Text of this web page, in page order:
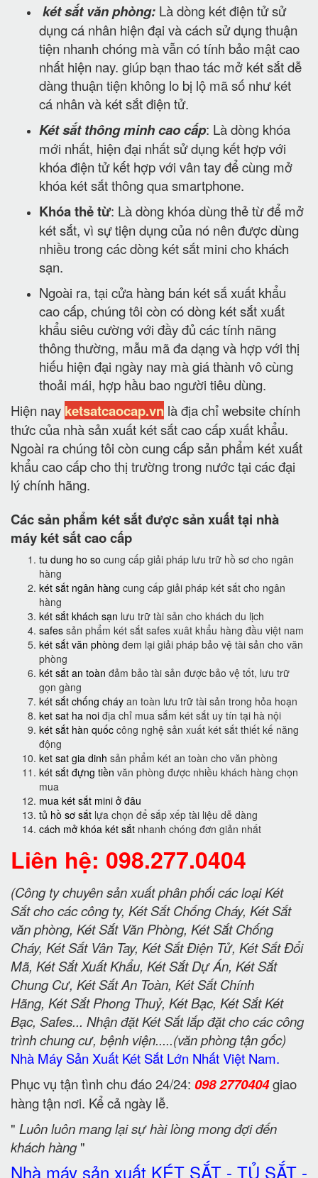
két sắt văn phòng: Là dòng két điện tử sử
dụng cá nhân hiện đại và cách sử dụng thuận
tiện nhanh chóng mà vẫn có tính bảo mật cao
nhất hiện nay. giúp bạn thao tác mở két sắt dễ
dàng thuận tiện không lo bị lộ mã số như két
cá nhân và két sắt điện tử.
Két sắt thông minh cao cấp: Là dòng khóa
mới nhất, hiện đại nhất sử dụng kết hợp với
khóa điện tử kết hợp với vân tay để cùng mở
khóa két sắt thông qua smartphone.
Khóa thẻ từ: Là dòng khóa dùng thẻ từ để mở
két sắt, vì sự tiện dụng của nó nên được dùng
nhiều trong các dòng két sắt mini cho khách
sạn.
Ngoài ra, tại cửa hàng bán két sắ xuất khẩu
cao cấp, chúng tôi còn có dòng két sắt xuất
khẩu siêu cường với đầy đủ các tính năng
thông thường, mẫu mã đa dạng và hợp với thị
hiếu hiện đại ngày nay mà giá thành vô cùng
thoải mái, hợp hầu bao người tiêu dùng.
Hiện nay ketsatcaocap.vn là địa chỉ website chính
thức của nhà sản xuất két sắt cao cấp xuất khẩu.
Ngoài ra chúng tôi còn cung cấp sản phẩm két xuất
khẩu cao cấp cho thị trường trong nước tại các đại
lý chính hãng.
Các sản phẩm két sắt được sản xuất tại nhà
máy két sắt cao cấp
tu dung ho so cung cấp giải pháp lưu trữ hồ sơ cho ngân
hàng
két sắt ngân hàng cung cấp giải pháp két sắt cho ngân
hàng
két sắt khách sạn lưu trữ tài sản cho khách du lịch
safes sản phẩm két sắt safes xuât khẩu hàng đầu việt nam
két sắt văn phòng đem lại giải pháp bảo vệ tài sản cho văn
phòng
két sắt an toàn đảm bảo tài sản được bảo vệ tốt, lưu trữ
gọn gàng
két sắt chống cháy an toàn lưu trữ tài sản trong hỏa hoạn
ket sat ha noi địa chỉ mua sắm két sắt uy tín tại hà nội
két sắt hàn quốc công nghệ sản xuất két sắt thiết kế năng
động
ket sat gia dinh sản phẩm két an toàn cho văn phòng
két sắt đựng tiền văn phòng được nhiều khách hàng chọn
mua
mua két sắt mini ở đâu
tủ hồ sơ sắt lựa chọn để sắp xếp tài liệu dễ dàng
cách mở khóa két sắt nhanh chóng đơn giản nhất
Liên hệ: 098.277.0404
(Công ty chuyên sản xuất phân phối các loại Két
Sắt cho các công ty, Két Sắt Chống Cháy, Két Sắt
văn phòng, Két Sắt Văn Phòng, Két Sắt Chống
Cháy, Két Sắt Vân Tay, Két Sắt Điện Tử, Két Sắt Đổi
Mã, Két Sắt Xuất Khẩu, Két Sắt Dự Án, Két Sắt
Chung Cư, Két Sắt An Toàn, Két Sắt Chính
Hãng, Két Sắt Phong Thuỷ, Két Bạc, Két Sắt Két
Bạc, Safes... Nhận đặt Két Sắt lắp đặt cho các công
trình chung cư, bệnh viện.....(văn phòng tận gốc)
Nhà Máy Sản Xuất Két Sắt Lớn Nhất Việt Nam.
Phục vụ tận tình chu đáo 24/24: 098 2770404giao
hàng tận nơi. Kể cả ngày lễ.
" Luôn luôn mang lại sự hài lòng mong đợi đến
khách hàng"
Nhà máy sản xuất KÉT SẮT - TỦ SẮT -